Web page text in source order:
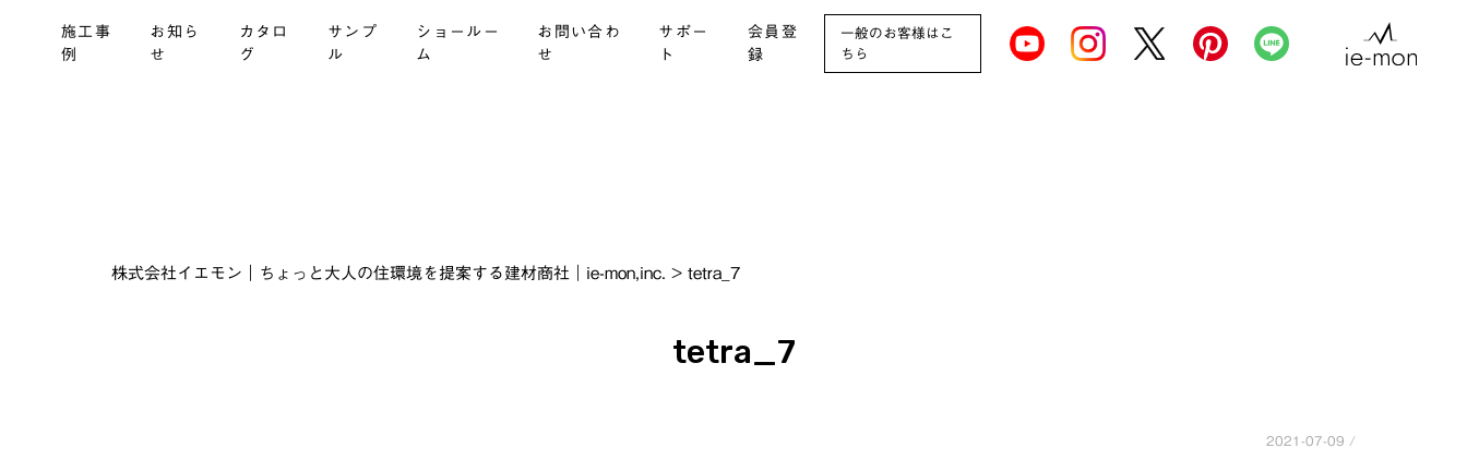
施工事
例
お知ら
せ
カタロ
グ
サンプ
ル
ショールー
ム
お問い合わ
せ
サポー
ト
会員登
録
一般のお客様はこ
ちら
株式会社イエモン｜ちょっと大人の住環境を提案する建材商社｜ie-mon,inc. > tetra_7
tetra_7
2021-07-09 /